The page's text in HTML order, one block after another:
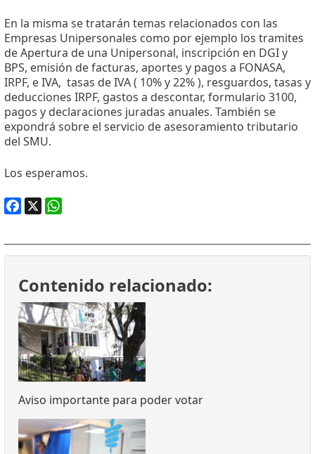
En la misma se tratarán temas relacionados con las
Empresas Unipersonales como por ejemplo los tramites
de Apertura de una Unipersonal, inscripción en DGI y
BPS, emisión de facturas, aportes y pagos a FONASA,
IRPF, e IVA, tasas de IVA ( 10% y 22% ), resguardos, tasas y
deducciones IRPF, gastos a descontar, formulario 3100,
pagos y declaraciones juradas anuales. También se
expondrá sobre el servicio de asesoramiento tributario
del SMU.
Los esperamos.
Contenido relacionado:
Aviso importante para poder votar